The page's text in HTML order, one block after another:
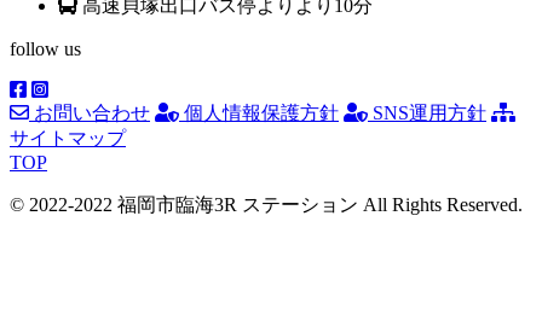
高速貝塚出口バス停よりより10分
follow us
お問い合わせ 個人情報保護方針
SNS運用方針
サイトマップ
TOP
© 2022-2022 福岡市臨海3R ステーション All Rights Reserved.